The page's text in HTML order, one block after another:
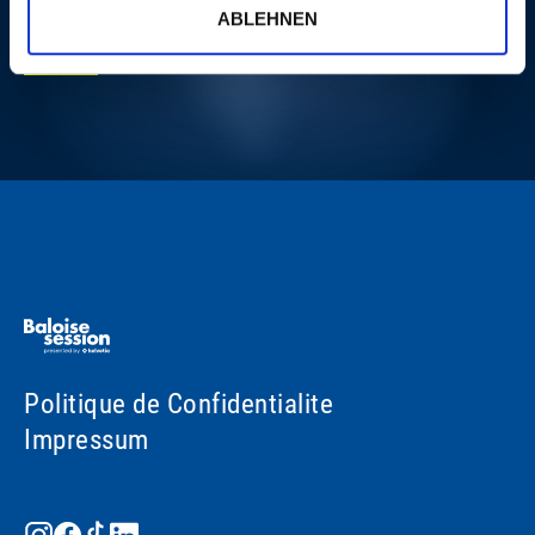
ABLEHNEN
Politique de Confidentialite
Impressum